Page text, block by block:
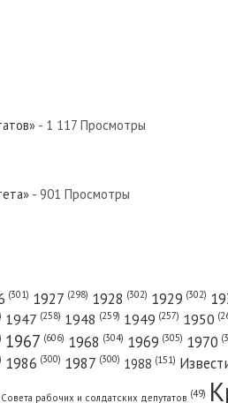
- 1 117 Просмотры
- 901 Просмотры
(301) 1927 (298) 1928 (302) 1929 (302)
1947 (258) 1948 (259) 1949 (257) 1950
1967 (606) 1968 (304) 1969 (305) 1970
1986 (300) 1987 (300) 1988 (151)
рабочих и солдатских депутатов (49)